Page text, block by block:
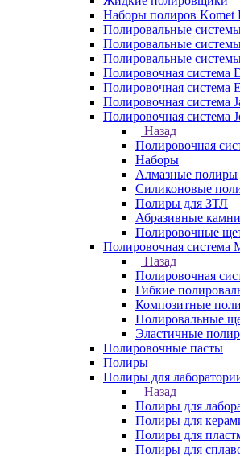
Наборы полиров Komet
Полировальные
Полировальные
Полировальные
Полировочная система
Полировочная система
Полировочная система
Полировочная система
Назад
Полировочная
Наборы
Алмазные полиры
Силиконовые
Полиры для ЗТЛ
Абразивные камни
Полировочные
Полировочная система
Назад
Полировочная
Гибкие
Композитные
Полировальные
Эластичные
Полировочные пасты
Полиры
Полиры для
Назад
Полиры для
Полиры для
Полиры для
Полиры для